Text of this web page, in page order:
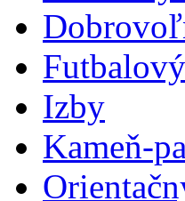
Izby
Kameň-